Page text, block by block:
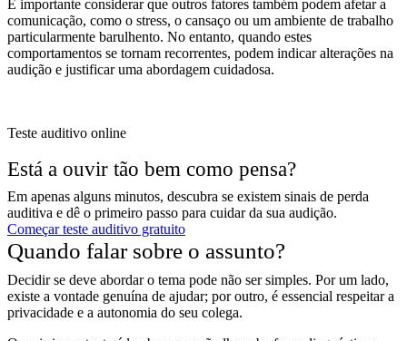
É importante considerar que outros fatores também podem afetar a
comunicação, como o stress, o cansaço ou um ambiente de trabalho
particularmente barulhento. No entanto, quando estes
comportamentos se tornam recorrentes, podem indicar alterações na
audição e justificar uma abordagem cuidadosa.
Teste auditivo online
Está a ouvir tão bem como pensa?
Em apenas alguns minutos, descubra se existem sinais de perda
auditiva e dê o primeiro passo para cuidar da sua audição.
Começar teste auditivo gratuito
Quando falar sobre o assunto?
Decidir se deve abordar o tema pode não ser simples. Por um lado,
existe a vontade genuína de ajudar; por outro, é essencial respeitar a
privacidade e a autonomia do seu colega.